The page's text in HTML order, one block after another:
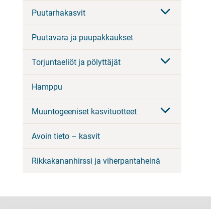
Puutarhakasvit
Puutavara ja puupakkaukset
Torjuntaeliöt ja pölyttäjät
Hamppu
Muuntogeeniset kasvituotteet
Avoin tieto – kasvit
Rikkakananhirssi ja viherpantaheinä